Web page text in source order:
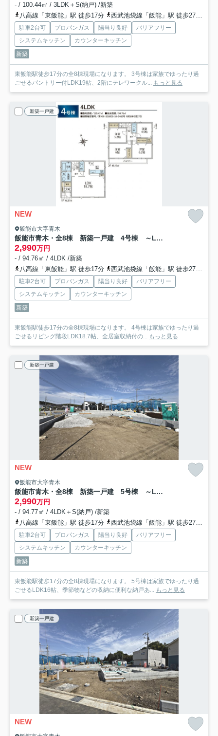
- / 100.44㎡ / 3LDK＋S(納戸) /新築
八高線「東飯能」駅 徒歩17分
西武池袋線「飯能」駅 徒歩27分
駐車2台可 プロパンガス 陽当り良好
バリアフリー
システムキッチン
カウンターキッチン
新築
東飯能駅徒歩17分の全8棟現場になります。 3号棟は家族でゆったり過
ごせるパントリー付LDK19帖、2階にテレワークル... もっと見る
新築一戸建
NEW
飯能市大字青木
飯能市青木・全8棟 新築一戸建 4号棟 ～LDK18.7帖～
2,990万円
- / 94.76㎡ / 4LDK /新築
八高線「東飯能」駅 徒歩17分
西武池袋線「飯能」駅 徒歩27分
駐車2台可 プロパンガス 陽当り良好
バリアフリー
システムキッチン
カウンターキッチン
新築
東飯能駅徒歩17分の全8棟現場になります。 4号棟は家族でゆったり過
ごせるリビング階段LDK18.7帖、全居室収納付の... もっと見る
新築一戸建
NEW
飯能市大字青木
飯能市青木・全8棟 新築一戸建 5号棟 ～LDK16帖～
2,990万円
- / 94.77㎡ / 4LDK＋S(納戸) /新築
八高線「東飯能」駅 徒歩17分
西武池袋線「飯能」駅 徒歩27分
駐車2台可 プロパンガス 陽当り良好
バリアフリー
システムキッチン
カウンターキッチン
新築
東飯能駅徒歩17分の全8棟現場になります。 5号棟は家族でゆったり過
ごせるLDK16帖、季節物などの収納に便利な納戸あ... もっと見る
新築一戸建
NEW